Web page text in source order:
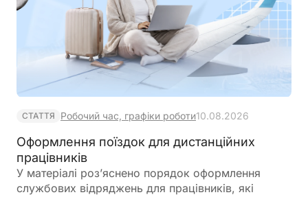
СТАТТЯ Робочий час, графіки роботи10.08.2026
Оформлення поїздок для дистанційних
працівників
У матеріалі роз’яснено порядок оформлення
службових відряджень для працівників, які